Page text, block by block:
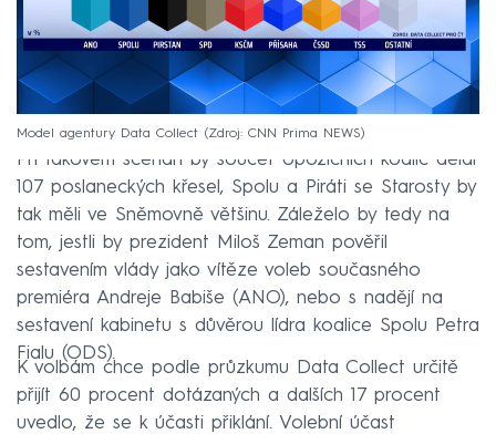
Model agentury Data Collect Zdroj: CNN Prima NEWS
Při takovém scénáři by součet opozičních koalic dělal
107 poslaneckých křesel, Spolu a Piráti se Starosty by
tak měli ve Sněmovně většinu. Záleželo by tedy na
tom, jestli by prezident Miloš Zeman pověřil
sestavením vlády jako vítěze voleb současného
premiéra Andreje Babiše (ANO), nebo s nadějí na
sestavení kabinetu s důvěrou lídra koalice Spolu Petra
Fialu (ODS).
K volbám chce podle průzkumu Data Collect určitě
přijít 60 procent dotázaných a dalších 17 procent
uvedlo, že se k účasti přiklání. Volební účast